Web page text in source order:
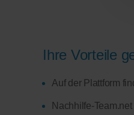
Ihre Vorteile
Auf der Plattform
Nachhilfe-